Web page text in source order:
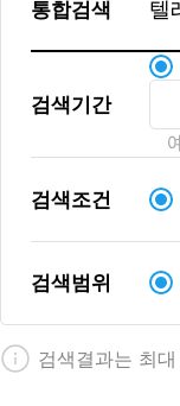
통합검색
검색기간
검색조건
검색범위
검색결과는 최